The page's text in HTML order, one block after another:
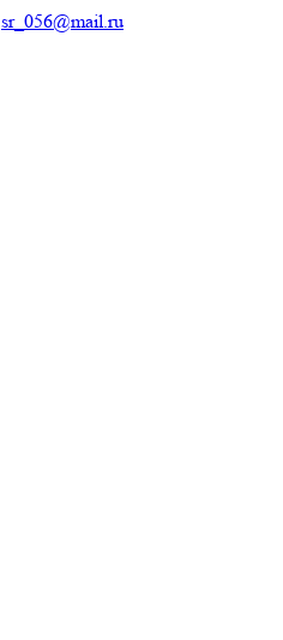
sr_056@mail.ru